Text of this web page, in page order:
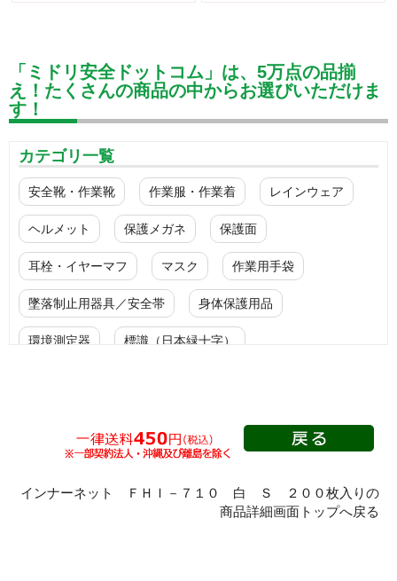
「ミドリ安全ドットコム」は、5万点の品揃
え！たくさんの商品の中からお選びいただけま
す！
カテゴリ一覧
安全靴・作業靴 作業服・作業着 レインウェア
ヘルメット 保護メガネ 保護面
耳栓・イヤーマフ マスク 作業用手袋
墜落制止用器具／安全帯 身体保護用品
環境測定器 標識（日本緑十字）
設備用品・作業補助用品 工事作業用品
分煙対策機器 衛生用品 保安・保守用品
インナーネット ＦＨＩ－７１０ 白 Ｓ ２００枚入りの
商品詳細画面トップへ戻る